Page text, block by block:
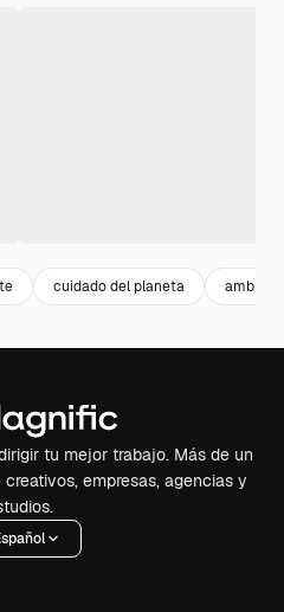
cuidado del planeta
tu mejor trabajo. Más de un
empresas, agencias y